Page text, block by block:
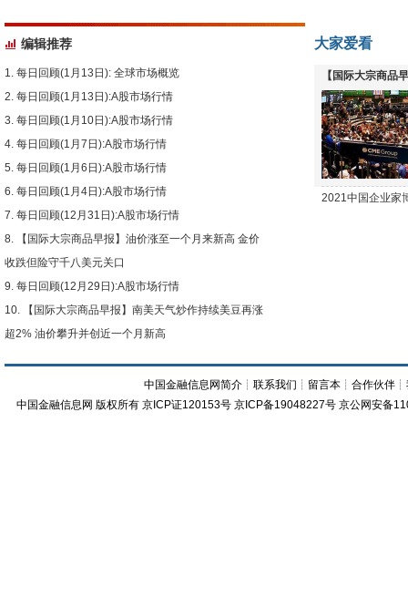
编辑推荐
每日回顾(1月13日): 全球市场概览
每日回顾(1月13日):A股市场行情
每日回顾(1月10日):A股市场行情
每日回顾(1月7日):A股市场行情
每日回顾(1月6日):A股市场行情
每日回顾(1月4日):A股市场行情
每日回顾(12月31日):A股市场行情
【国际大宗商品早报】油价涨至一个月来新高 金价
收跌但险守千八美元关口
每日回顾(12月29日):A股市场行情
【国际大宗商品早报】南美天气炒作持续美豆再涨
超2% 油价攀升并创近一个月新高
大家爱看
【国际大宗商品
下跌
2021中国企业家
中国金融信息网简介 ┊联系我们 ┊ 留言本 ┊合作伙伴 ┊
中国金融信息网 版权所有 京ICP证120153号 京ICP备19048227号 京公网安备